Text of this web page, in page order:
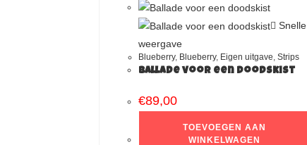
Snelle
weergave
Blueberry, Blueberry, Eigen uitgave Strips
Ballade voor een doodskist
€89,00
TOEVOEGEN AAN
WINKELWAGEN